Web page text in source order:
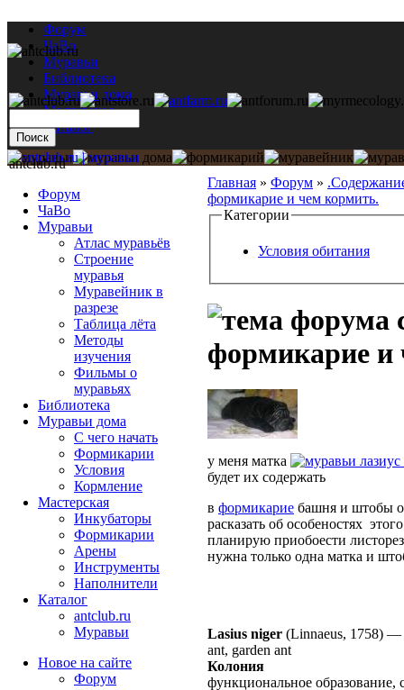
Форум
ЧаВо
Муравьи
Библиотека
Муравьи дома
Мастерская
Каталог
Главная » Форум »
формикарие и чем кормить.
Категории
Условия обитания
формикарие и
у меня матка
будет их содержать
в формикарие башня и штобы
расказать об особеностях
планирую приобоести
нужна только одна матка и
Lasius niger (Linnaeus, 1758) —
ant, garden ant
Колония
функциональное образование,
antclub.ru
Форум
ЧаВо
Муравьи
Атлас муравьёв
Строение
муравья
Муравейник в
разрезе
Таблица лёта
Методы
изучения
Фильмы о
муравьях
Библиотека
Муравьи дома
С чего начать
Формикарии
Условия
Кормление
Мастерская
Инкубаторы
Формикарии
Арены
Инструменты
Наполнители
Каталог
antclub.ru
Муравьи
Новое на сайте
Форум